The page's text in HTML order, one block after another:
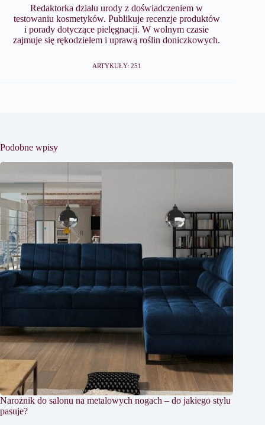
Redaktorka działu urody z doświadczeniem w
testowaniu kosmetyków. Publikuje recenzje produktów
i porady dotyczące pielęgnacji. W wolnym czasie
zajmuje się rękodziełem i uprawą roślin doniczkowych.
ARTYKUŁY: 251
Podobne wpisy
Narożnik do salonu na metalowych nogach – do jakiego stylu
pasuje?